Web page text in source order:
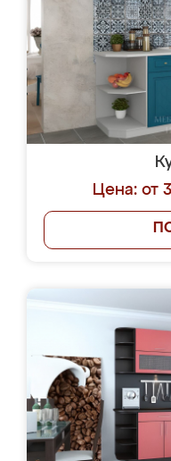
Цена: от